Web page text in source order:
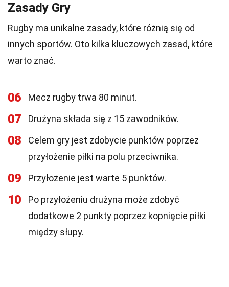
Zasady Gry
Rugby ma unikalne zasady, które różnią się od
innych sportów. Oto kilka kluczowych zasad, które
warto znać.
06 Mecz rugby trwa 80 minut.
07 Drużyna składa się z 15 zawodników.
08
Celem gry jest zdobycie punktów poprzez
przyłożenie piłki na polu przeciwnika.
09 Przyłożenie jest warte 5 punktów.
10
Po przyłożeniu drużyna może zdobyć
dodatkowe 2 punkty poprzez kopnięcie piłki
między słupy.